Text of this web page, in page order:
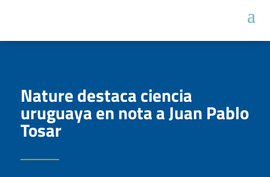
Nature destaca ciencia
uruguaya en nota a Juan Pablo
Tosar